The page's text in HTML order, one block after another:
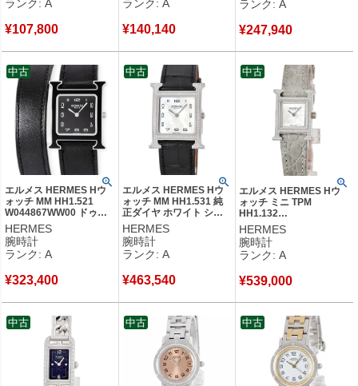
ランク: A
¥107,800
ランク: A
¥140,140
古美品
ランク: A
¥247,940
エルメス HERMES Hウ
ォッチ MM HH1.521
W044867WW00 ドゥブ
ルトゥール H型 黒 アラ
ビア スクエア メンズ レ
ディース 腕時計クオーツ
ブラック 【中古】中古美
HERMES
腕時計
ランク: A
¥323,400
中古
エルメス HERMES Hウ
ォッチ MM HH1.531 純
正ダイヤ ホワイト シェ
ル アラビア H型 ミディ
アム メンズ レディース
腕時計クオーツ ホワイト
【中古】中古美品
HERMES
腕時計
ランク: A
¥463,540
中古
エルメス HERMES Hウ
ォッチ ミニ TPM
HH1.132
W057239WW00 純正ダ
イヤ ホワイト シェル ス
クエア レディース 腕時計
クオーツ ホワイト 【中
HERMES
腕時計
ランク: A
¥539,000
中古
中古 中古 中古